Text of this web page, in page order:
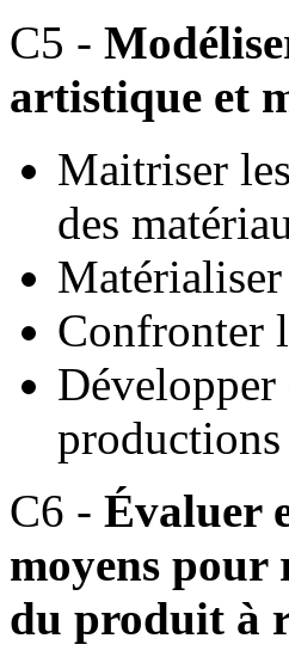
C5 -
artistique et
Maitriser
des
Confronter
Développer
productions
C6 - Évaluer
moyens pour
du produit à